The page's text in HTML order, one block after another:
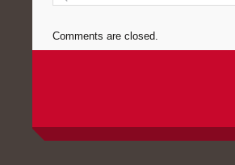
Comments are closed.